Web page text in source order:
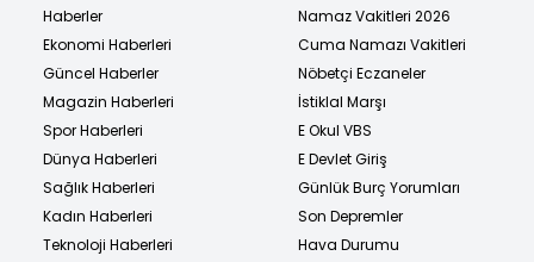
Haberler
Ekonomi Haberleri
Güncel Haberler
Magazin Haberleri
Spor Haberleri
Dünya Haberleri
Sağlık Haberleri
Kadın Haberleri
Teknoloji Haberleri
Namaz Vakitleri 2026
Cuma Namazı Vakitleri
Nöbetçi Eczaneler
İstiklal Marşı
E Okul VBS
E Devlet Giriş
Günlük Burç Yorumları
Son Depremler
Hava Durumu